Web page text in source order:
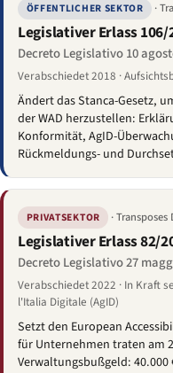
ÖFFENTLICHER SEKTOR ·
Legislativer Erlass 106/
Decreto Legislativo 10
Verabschiedet 2018 ·
Ändert das Stanca-Gesetz,
der WAD herzustellen:
Konformität, AgID-
Rückmeldungs- und
PRIVATSEKTOR ·
Legislativer Erlass 82/
Decreto Legislativo 27
Verabschiedet 2022 · In Kraft
l'Italia Digitale (AgID)
Setzt den European
für Unternehmen traten am
Verwaltungsbußgeld: 40.000